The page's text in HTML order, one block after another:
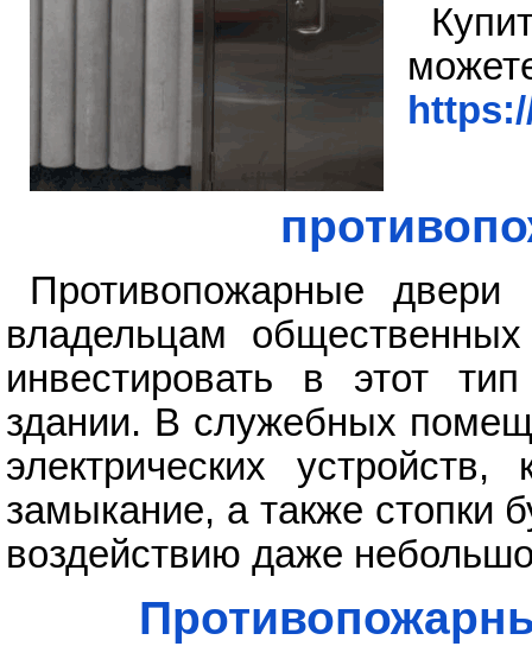
Противопожарные
владельцам
инвестировать в этот
здании. В служебных
электрических
замыкание, а также стопки
воздействию даже